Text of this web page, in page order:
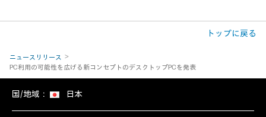
トップに戻る
ニュースリリース
PC利用の可能性を広げる新コンセプトのデスクトップPCを発表
国/地域： 日本